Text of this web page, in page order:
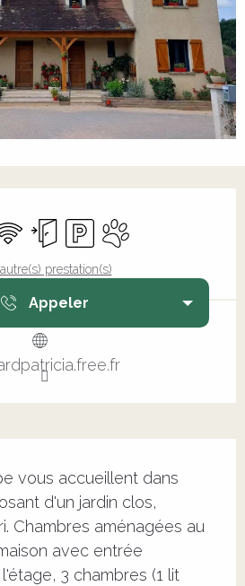
et lingeEntrée indépendante
ParkingAnimaux acceptés
autre(s) prestation(s)
Appeler
vous accueillent dans
d'un jardin clos,
Chambres aménagées au
avec entrée
3 chambres (1 lit